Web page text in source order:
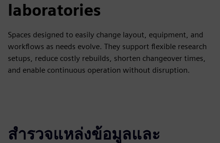
laboratories
Spaces designed to easily change layout, equipment, and
workflows as needs evolve. They support flexible research
setups, reduce costly rebuilds, shorten changeover times,
and enable continuous operation without disruption.
สำรวจแหล่งข้อมูลและ